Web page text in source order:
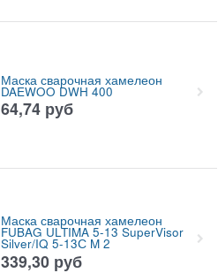
Маска сварочная хамелеон
DAEWOO DWH 400
64,74 руб
Маска сварочная хамелеон
FUBAG ULTIMA 5-13 SuperVisor
Silver/IQ 5-13С M 2
339,30 руб